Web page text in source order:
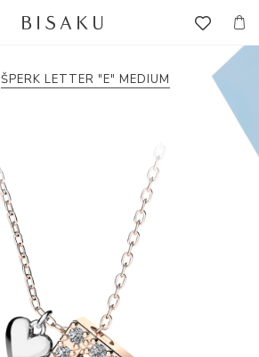
ŠPERK LETTER "E" MEDIUM